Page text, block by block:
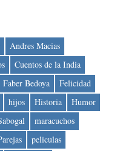
Andres Macias
Cuentos de la India
Faber Bedoya
Felicidad
hijos Historia
Humor
maracuchos
peliculas